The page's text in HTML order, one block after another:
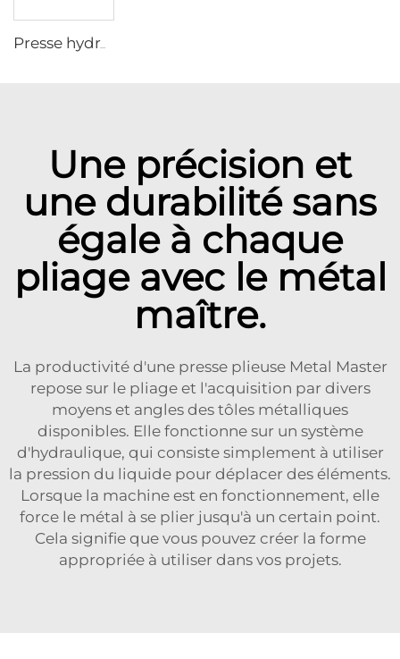
Une précision et
une durabilité sans
égale à chaque
pliage avec le métal
maître.
La productivité d'une presse plieuse Metal Master
repose sur le pliage et l'acquisition par divers
moyens et angles des tôles métalliques
disponibles. Elle fonctionne sur un système
d'hydraulique, qui consiste simplement à utiliser
la pression du liquide pour déplacer des éléments.
Lorsque la machine est en fonctionnement, elle
force le métal à se plier jusqu'à un certain point.
Cela signifie que vous pouvez créer la forme
appropriée à utiliser dans vos projets.